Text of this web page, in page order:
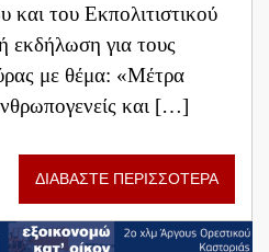
και του Εκπολιτιστικού
εκδήλωση για τους
με θέμα: «Μέτρα
και […]
ΔΙΑΒΑΣΤΕ ΠΕΡΙΣΣΟΤΕΡΑ